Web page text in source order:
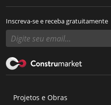
Inscreva-se e receba gratuitamente
Projetos e Obras